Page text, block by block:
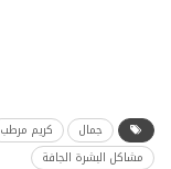
جمال كريم مرطب
مشاكل البشرة الجافة